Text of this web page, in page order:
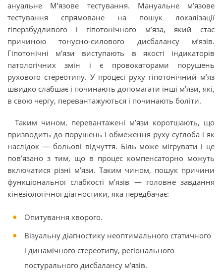
ануальне М’язове тестування. Мануальне м’язове
тестування спрямоване на пошук локалізації
гіперзбудливого і гіпотонічного м’яза, який стає
причиною тонусно-силового дисбалансу м’язів.
Гіпотонічні м’язи виступають в якості індикаторів
патологічних змін і є провокаторами порушень
рухового стереотипу. У процесі руху гіпотонічний м’яз
швидко слабшає і починають допомагати інші м’язи, які,
в свою чергу, перевантажуються і починають боліти.
Таким чином, перевантажені м’язи коротшають, що
призводить до порушень і обмеження руху суглоба і як
наслідок — больові відчуття. Біль може мігрувати і це
пов’язано з тим, що в процес компенсаторно можуть
включатися різні м’язи. Таким чином, пошук причини
функціональної слабкості м’язів — головне завдання
кінезіологічної діагностики, яка передбачає:
Опитування хворого.
Візуальну діагностику неоптимального статичного
і динамічного стереотипу, регіонального
постурального дисбалансу м’язів.